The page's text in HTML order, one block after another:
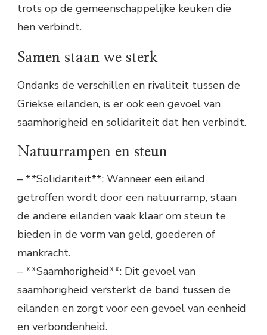
trots op de gemeenschappelijke keuken die
hen verbindt.
Samen staan we sterk
Ondanks de verschillen en rivaliteit tussen de
Griekse eilanden, is er ook een gevoel van
saamhorigheid en solidariteit dat hen verbindt.
Natuurrampen en steun
– **Solidariteit**: Wanneer een eiland
getroffen wordt door een natuurramp, staan
de andere eilanden vaak klaar om steun te
bieden in de vorm van geld, goederen of
mankracht.
– **Saamhorigheid**: Dit gevoel van
saamhorigheid versterkt de band tussen de
eilanden en zorgt voor een gevoel van eenheid
en verbondenheid.